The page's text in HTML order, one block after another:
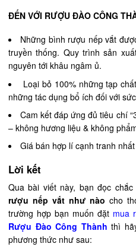
ĐẾN VỚI RƯỢU ĐÀO CÔNG
Những bình rượu nếp vắt
truyền thống. Quy trình sản
nguyên tới khâu ngâm ủ.
Loại bỏ 100% những tạp
những tác dụng bổ ích đối với
Cam kết đáp ứng đủ tiêu chí
– không hương liệu & không
Giá bán hợp lí cạnh tranh
Lời kết
Qua bài viết này, bạn đọc
rượu nếp vắt như nào cho
trường hợp bạn muốn đặt mua
Rượu Đào Công Thành thì
phương thức như sau: